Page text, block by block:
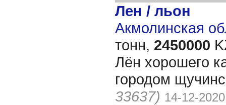
Лен / льон
Акмолинская
тонн, 2450000
Лён хорошего
городом
33637) 14-12-2020